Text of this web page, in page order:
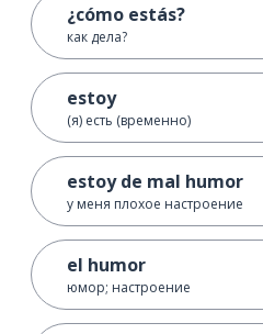
¿cómo estás?
как дела?
estoy
(я) есть (временно)
estoy de mal humor
у меня плохое настроение
el humor
юмор; настроение